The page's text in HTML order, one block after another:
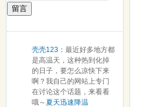
留言
壳壳123： 最近好多地方都
是高温天，这种热到化掉
的日子，要怎么凉快下来
啊？我自己的网站上专门
在讨论这个话题，来看看
哦～ 夏天迅速降温